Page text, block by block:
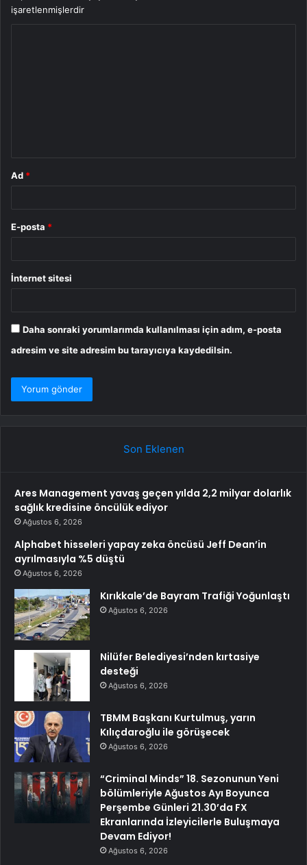
işaretlenmişlerdir
Ad *
E-posta *
İnternet sitesi
Daha sonraki yorumlarımda kullanılması için adım, e-posta
adresim ve site adresim bu tarayıcıya kaydedilsin.
Son Eklenen
Ares Management yavaş geçen yılda 2,2 milyar dolarlık
sağlık kredisine öncülük ediyor
Ağustos 6, 2026
Alphabet hisseleri yapay zeka öncüsü Jeff Dean’in
ayrılmasıyla %5 düştü
Ağustos 6, 2026
Kırıkkale’de Bayram Trafiği Yoğunlaştı
Ağustos 6, 2026
Nilüfer Belediyesi’nden kırtasiye
desteği
Ağustos 6, 2026
TBMM Başkanı Kurtulmuş, yarın
Kılıçdaroğlu ile görüşecek
Ağustos 6, 2026
“Criminal Minds” 18. Sezonunun Yeni
bölümleriyle Ağustos Ayı Boyunca
Perşembe Günleri 21.30’da FX
Ekranlarında İzleyicilerle Buluşmaya
Devam Ediyor!
Ağustos 6, 2026